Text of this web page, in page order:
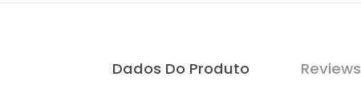
Dados Do Produto Reviews